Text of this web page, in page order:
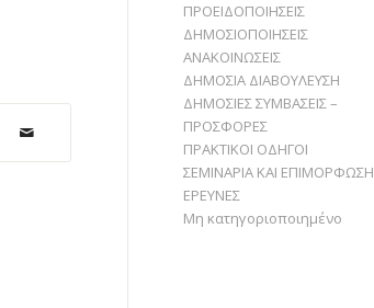
ΠΡΟΕΙΔΟΠΟΙΗΣΕΙΣ
ΔΗΜΟΣΙΟΠΟΙΗΣΕΙΣ
ΑΝΑΚΟΙΝΩΣΕΙΣ
ΔΗΜΟΣΙΑ ΔΙΑΒΟΥΛΕΥΣΗ
ΔΗΜΟΣΙΕΣ ΣΥΜΒΑΣΕΙΣ –
ΠΡΟΣΦΟΡΕΣ
ΠΡΑΚΤΙΚΟΙ ΟΔΗΓΟΙ
ΣΕΜΙΝΑΡΙΑ ΚΑΙ ΕΠΙΜΟΡΦΩΣΗ
ΕΡΕΥΝΕΣ
Μη κατηγοριοποιημένο